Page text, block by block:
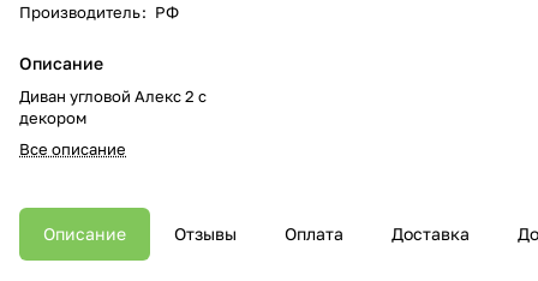
Производитель: РФ
Описание
Диван угловой Алекс 2 с
декором
Все описание
Описание Отзывы Оплата Доставка